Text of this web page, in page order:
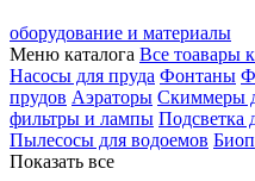
оборудование и материалы
Меню каталога Все тоавары
Насосы для пруда Фонтаны
прудов Аэраторы Скиммеры
фильтры и лампы Подсветка
Пылесосы для водоемов
Показать все